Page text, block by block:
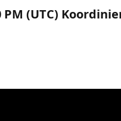
PM (UTC)